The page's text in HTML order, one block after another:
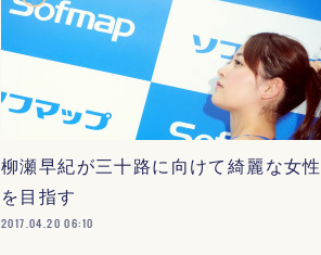
柳瀬早紀が三十路に向けて綺麗な女性
を目指す
2017.04.20 06:10